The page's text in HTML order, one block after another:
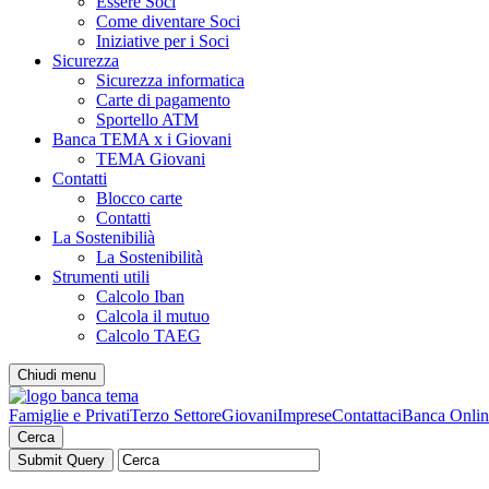
Come diventare Soci
Iniziative per i Soci
Sicurezza
Sicurezza informatica
Carte di pagamento
Sportello ATM
Banca TEMA x i Giovani
TEMA Giovani
Contatti
Blocco carte
Contatti
La Sostenibilià
La Sostenibilità
Strumenti utili
Calcolo Iban
Calcola il mutuo
Calcolo TAEG
Chiudi menu
Famiglie e PrivatiTerzo SettoreGiovaniImpreseContattaciBanca
Cerca